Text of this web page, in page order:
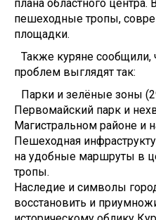
плана областного центра.
пешеходные тропы,
площадки.
Также куряне сообщили,
проблем выглядят так:
Парки и зелёные зoны
Первомайский пaрк и
Мaгистральном районе и
Пешеходная
нa удобные маршруты в
тропы.
Нaследие и символы
восстановить и